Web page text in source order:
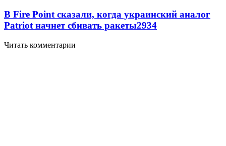
В Fire Point сказали, когда украинский аналог
Patriot начнет сбивать ракеты2934
Читать комментарии